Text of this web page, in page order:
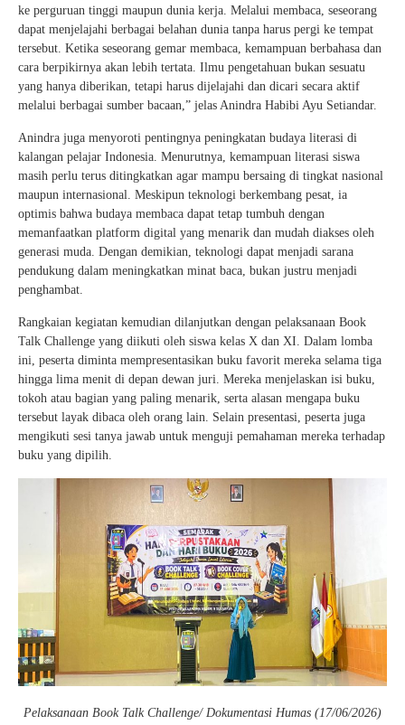
ke perguruan tinggi maupun dunia kerja. Melalui membaca, seseorang
dapat menjelajahi berbagai belahan dunia tanpa harus pergi ke tempat
tersebut. Ketika seseorang gemar membaca, kemampuan berbahasa dan
cara berpikirnya akan lebih tertata. Ilmu pengetahuan bukan sesuatu
yang hanya diberikan, tetapi harus dijelajahi dan dicari secara aktif
melalui berbagai sumber bacaan,” jelas Anindra Habibi Ayu Setiandar.
Anindra juga menyoroti pentingnya peningkatan budaya literasi di
kalangan pelajar Indonesia. Menurutnya, kemampuan literasi siswa
masih perlu terus ditingkatkan agar mampu bersaing di tingkat nasional
maupun internasional. Meskipun teknologi berkembang pesat, ia
optimis bahwa budaya membaca dapat tetap tumbuh dengan
memanfaatkan platform digital yang menarik dan mudah diakses oleh
generasi muda. Dengan demikian, teknologi dapat menjadi sarana
pendukung dalam meningkatkan minat baca, bukan justru menjadi
penghambat.
Rangkaian kegiatan kemudian dilanjutkan dengan pelaksanaan Book
Talk Challenge yang diikuti oleh siswa kelas X dan XI. Dalam lomba
ini, peserta diminta mempresentasikan buku favorit mereka selama tiga
hingga lima menit di depan dewan juri. Mereka menjelaskan isi buku,
tokoh atau bagian yang paling menarik, serta alasan mengapa buku
tersebut layak dibaca oleh orang lain. Selain presentasi, peserta juga
mengikuti sesi tanya jawab untuk menguji pemahaman mereka terhadap
buku yang dipilih.
Pelaksanaan Book Talk Challenge/ Dokumentasi Humas (17/06/2026)